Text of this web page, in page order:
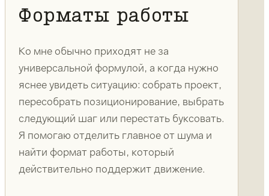
Форматы работы
Ко мне обычно приходят не за
универсальной формулой, а когда нужно
яснее увидеть ситуацию: собрать проект,
пересобрать позиционирование, выбрать
следующий шаг или перестать буксовать.
Я помогаю отделить главное от шума и
найти формат работы, который
действительно поддержит движение.